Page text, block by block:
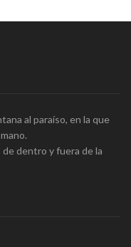
al paraíso, en la que
dentro y fuera de la